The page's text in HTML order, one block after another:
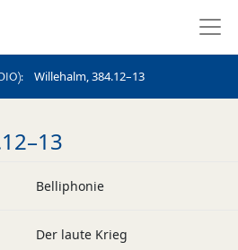
Willehalm, 384.12–13
AUDIO)
Belliphonie
Der laute Krieg